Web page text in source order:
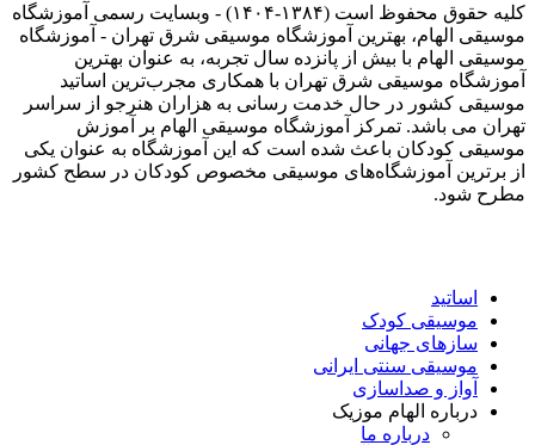
کلیه حقوق محفوظ است (۱۳۸۴-۱۴۰۴) - وبسایت رسمی آموزشگاه
موسیقی الهام، بهترین آموزشگاه موسیقی شرق تهران - آموزشگاه
موسیقی الهام با بیش از پانزده سال تجربه، به عنوان بهترین
آموزشگاه موسیقی شرق تهران با همکاری مجرب‌ترین اساتید
موسیقی کشور در حال خدمت رسانی به هزاران هنرجو از سراسر
تهران می باشد. تمرکز آموزشگاه موسیقی الهام بر آموزش
موسیقی کودکان باعث شده است که این آموزشگاه به عنوان یکی
از برترین آموزشگاه‌های موسیقی مخصوص کودکان در سطح کشور
مطرح شود.
اساتید
موسیقی کودک
سازهای جهانی
موسیقی سنتی ایرانی
آواز و صداسازی
درباره الهام موزیک
درباره ما